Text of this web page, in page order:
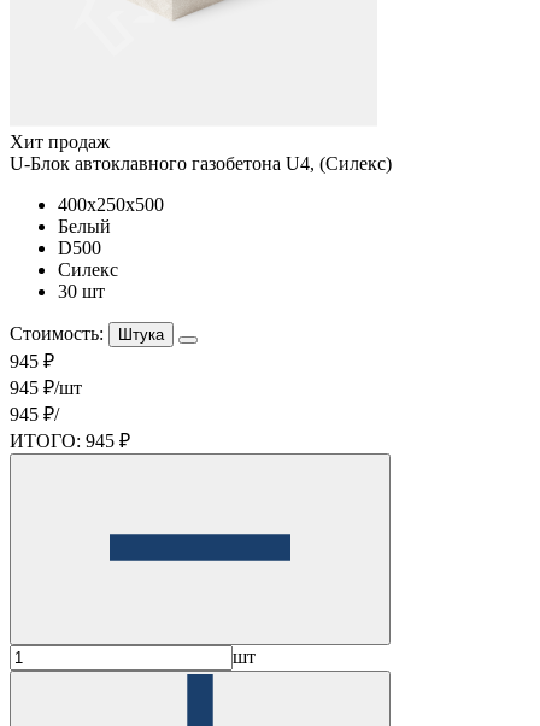
Хит продаж
U-Блок автоклавного газобетона U4, (Силекс)
400x250x500
Белый
D500
Силекс
30 шт
Стоимость: Штука
945 ₽
945 ₽/шт
945 ₽/
ИТОГО: 945 ₽
шт